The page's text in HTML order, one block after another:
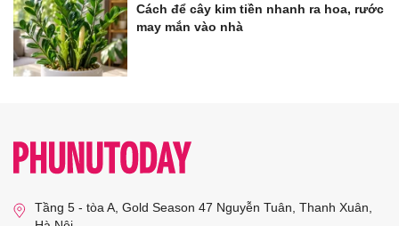
Cách để cây kim tiền nhanh ra hoa, rước
may mắn vào nhà
Tầng 5 - tòa A, Gold Season 47 Nguyễn Tuân, Thanh Xuân,